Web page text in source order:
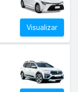
Visualizar